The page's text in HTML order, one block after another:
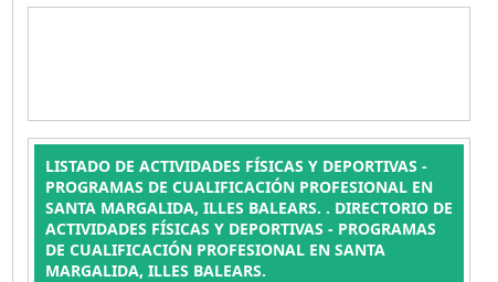
LISTADO DE ACTIVIDADES FÍSICAS Y DEPORTIVAS -
PROGRAMAS DE CUALIFICACIÓN PROFESIONAL EN
SANTA MARGALIDA, ILLES BALEARS. . DIRECTORIO DE
ACTIVIDADES FÍSICAS Y DEPORTIVAS - PROGRAMAS
DE CUALIFICACIÓN PROFESIONAL EN SANTA
MARGALIDA, ILLES BALEARS.